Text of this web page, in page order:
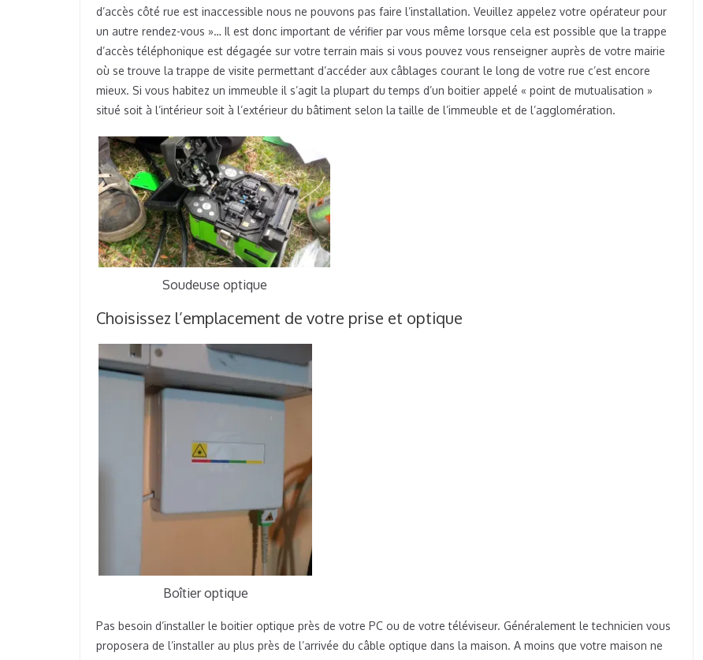
d’accès côté rue est inaccessible nous ne pouvons pas faire l’installation. Veuillez appelez votre opérateur pour
un autre rendez-vous »… Il est donc important de vérifier par vous même lorsque cela est possible que la trappe
d’accès téléphonique est dégagée sur votre terrain mais si vous pouvez vous renseigner auprès de votre mairie
où se trouve la trappe de visite permettant d’accéder aux câblages courant le long de votre rue c’est encore
mieux. Si vous habitez un immeuble il s’agit la plupart du temps d’un boitier appelé « point de mutualisation »
situé soit à l’intérieur soit à l’extérieur du bâtiment selon la taille de l’immeuble et de l’agglomération.
Soudeuse optique
Choisissez l’emplacement de votre prise et optique
Boîtier optique
Pas besoin d’installer le boitier optique près de votre PC ou de votre téléviseur. Généralement le technicien vous
proposera de l’installer au plus près de l’arrivée du câble optique dans la maison. A moins que votre maison ne